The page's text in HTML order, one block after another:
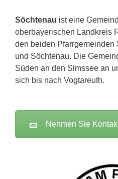
Söchtenau ist eine
oberbayerischen Landkreis
den beiden Pfarrgemeinden
und Söchtenau. Die
Süden an den Simssee an
sich bis nach Vogtareuth.
Nehmen Sie